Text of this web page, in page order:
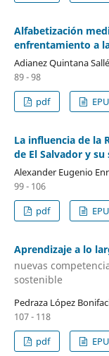
Alfabetización
enfrentamiento a
Adianez Quintana
89 - 98
pdf
La influencia de la
de El Salvador y
Alexander Eugenio
99 - 106
pdf
Aprendizaje a lo
nuevas
sostenible
Pedraza López
107 - 118
pdf